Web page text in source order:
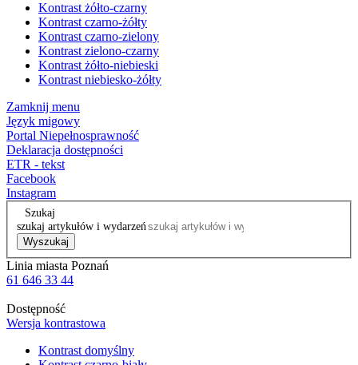
Kontrast żółto-czarny
Kontrast czarno-żółty
Kontrast czarno-zielony
Kontrast zielono-czarny
Kontrast żółto-niebieski
Kontrast niebiesko-żółty
Zamknij menu
Język migowy
Portal Niepełnosprawność
Deklaracja dostępności
ETR - tekst
Facebook
Instagram
Szukaj
szukaj artykułów i wydarzeń
Wyszukaj
Linia miasta Poznań
61 646 33 44
Dostępność
Wersja kontrastowa
Kontrast domyślny